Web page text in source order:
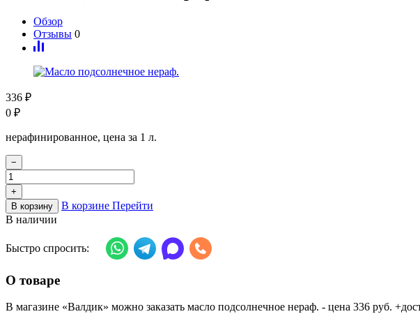
Обзор
Отзывы 0
336 ₽
0 ₽
нерафинированное, цена за 1 л.
−
+
В корзину
В корзине Перейти
В наличии
Быстро спросить:
О товаре
В магазине «Валдик» можно заказать масло подсолнечное нераф. - цена 336 руб.